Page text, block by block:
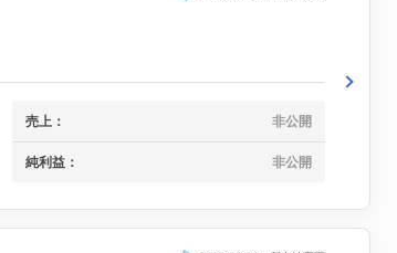
売上： 非公開
純利益： 非公開